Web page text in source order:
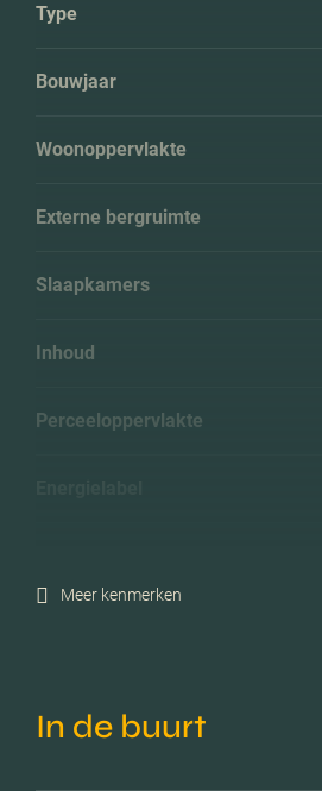
Type
Bouwjaar
Woonoppervlakte
Externe bergruimte
Slaapkamers
Inhoud
Perceeloppervlakte
Meer kenmerken
In de buurt